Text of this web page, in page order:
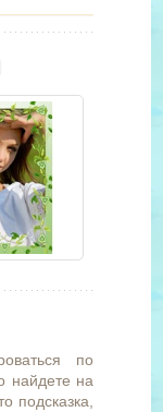
по
найдете на
подсказка,